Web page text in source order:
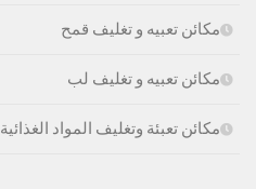
مكائن تعبيه و تغليف قمح
مكائن تعبيه و تغليف لب
مكائن تعبئة وتغليف المواد الغذائية